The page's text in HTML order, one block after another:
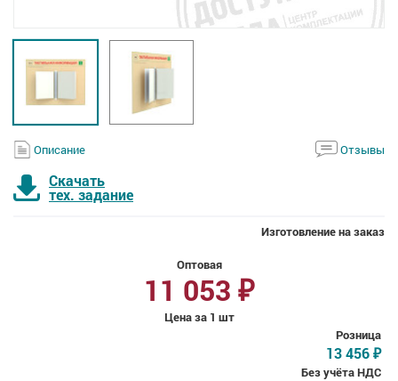
Описание Отзывы
Скачать
тех. задание
Изготовление на заказ
Оптовая
11 053 ₽
Цена за 1 шт
Розница
13 456 ₽
Без учёта НДС